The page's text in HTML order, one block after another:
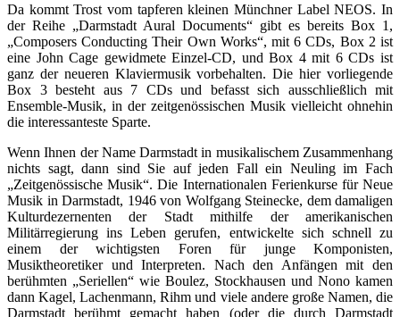
Da kommt Trost vom tapferen kleinen Münchner Label NEOS. In
der Reihe „Darmstadt Aural Documents“ gibt es bereits Box 1,
„Composers Conducting Their Own Works“, mit 6 CDs, Box 2 ist
eine John Cage gewidmete Einzel-CD, und Box 4 mit 6 CDs ist
ganz der neueren Klaviermusik vorbehalten. Die hier vorliegende
Box 3 besteht aus 7 CDs und befasst sich ausschließlich mit
Ensemble-Musik, in der zeitgenössischen Musik vielleicht ohnehin
die interessanteste Sparte.
Wenn Ihnen der Name Darmstadt in musikalischem Zusammenhang
nichts sagt, dann sind Sie auf jeden Fall ein Neuling im Fach
„Zeitgenössische Musik“. Die Internationalen Ferienkurse für Neue
Musik in Darmstadt, 1946 von Wolfgang Steinecke, dem damaligen
Kulturdezernenten der Stadt mithilfe der amerikanischen
Militärregierung ins Leben gerufen, entwickelte sich schnell zu
einem der wichtigsten Foren für junge Komponisten,
Musiktheoretiker und Interpreten. Nach den Anfängen mit den
berühmten „Seriellen“ wie Boulez, Stockhausen und Nono kamen
dann Kagel, Lachenmann, Rihm und viele andere große Namen, die
Darmstadt berühmt gemacht haben (oder die durch Darmstadt